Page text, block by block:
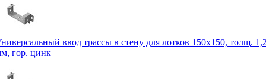
ввод трассы в стену для лотков 150х150, толщ.
гор. цинк